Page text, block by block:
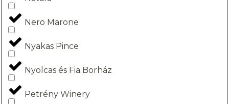
Nero Marone
Nyakas Pince
Nyolcas és Fia Borház
Petrény Winery